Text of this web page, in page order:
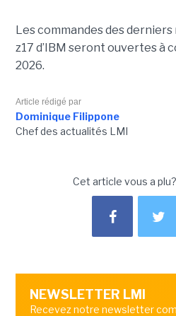
Les commandes des
z17 d’IBM seront ouvertes à
2026.
Article rédigé par
Dominique Filippone
Chef des actualités LMI
Cet article vous a plu?
NEWSLETTER LMI
Recevez notre newsletter